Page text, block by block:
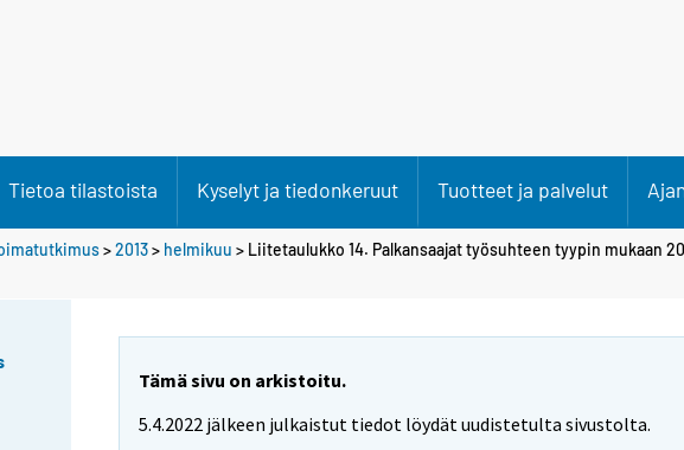
Tietoa tilastoista Kyselyt ja tiedonkeruut Tuotteet ja palvelut
>2013> helmikuu > Liitetaulukko 14. Palkansaajat työsuhteen tyypin mukaan
Tämä sivu on arkistoitu.
5.4.2022 jälkeen julkaistut tiedot löydät uudistetulta sivustolta.